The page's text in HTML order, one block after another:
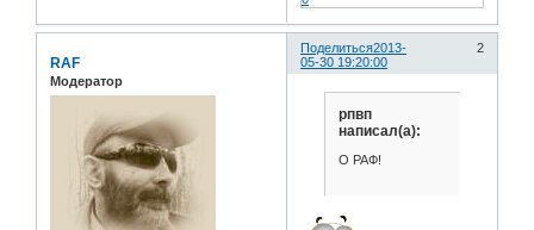
Поделиться 2
2013-
05-30 19:20:00
RAF
Модератор
рпвп
написал(а):
О РАФ!